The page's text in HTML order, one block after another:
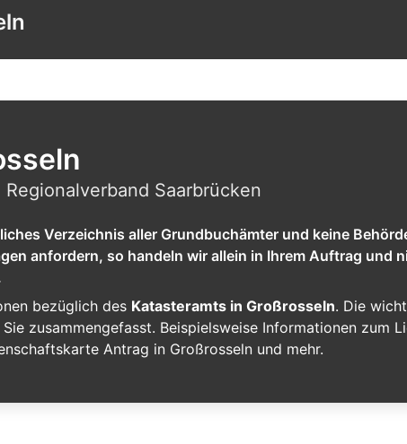
Saarbrücken
Verzeichnis aller Grundbuchämter und keine
anfordern, so handeln wir allein in Ihrem Auftrag und
bezüglich des Katasteramts in Großrosseln. Die
zusammengefasst. Beispielsweise Informationen zum
Antrag in Großrosseln und mehr.